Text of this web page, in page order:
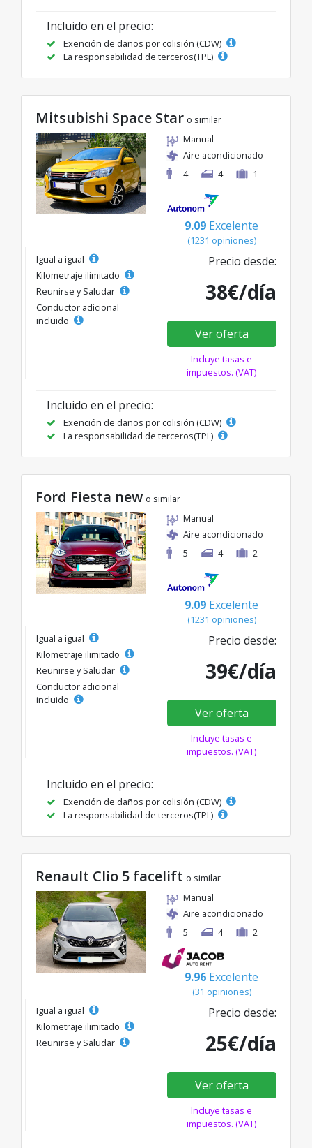
Incluido en el precio:
Exención de daños por colisión (CDW)
La responsabilidad de terceros(TPL)
Mitsubishi Space Star o similar
Manual
Aire acondicionado
4
4 1
9.09 Excelente
(1231 opiniones)
Igual a igual
Kilometraje ilimitado
Reunirse y Saludar
Conductor adicional
incluido
Precio desde:
38€/día
Ver oferta
Incluye tasas e
impuestos. (VAT)
Incluido en el precio:
Exención de daños por colisión (CDW)
La responsabilidad de terceros(TPL)
Ford Fiesta new o similar
Manual
Aire acondicionado
5
4 2
9.09 Excelente
(1231 opiniones)
Igual a igual
Kilometraje ilimitado
Reunirse y Saludar
Conductor adicional
incluido
Precio desde:
39€/día
Ver oferta
Incluye tasas e
impuestos. (VAT)
Incluido en el precio:
Exención de daños por colisión (CDW)
La responsabilidad de terceros(TPL)
Renault Clio 5 facelift o similar
Manual
Aire acondicionado
5
4 2
9.96 Excelente
(31 opiniones)
Igual a igual
Kilometraje ilimitado
Reunirse y Saludar
Precio desde:
25€/día
Ver oferta
Incluye tasas e
impuestos. (VAT)